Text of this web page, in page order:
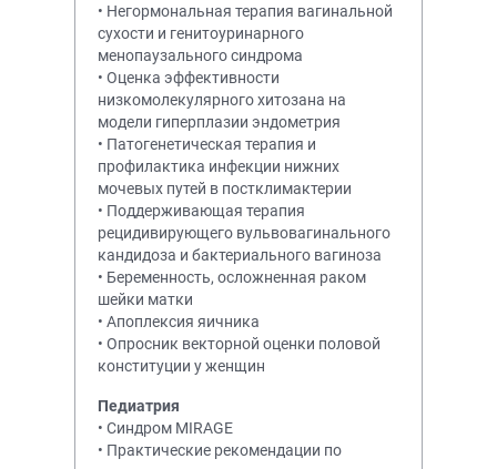
• Негормональная терапия вагинальной
сухости и генитоуринарного
менопаузального синдрома
• Оценка эффективности
низкомолекулярного хитозана на
модели гиперплазии эндометрия
• Патогенетическая терапия и
профилактика инфекции нижних
мочевых путей в постклимактерии
• Поддерживающая терапия
рецидивирующего вульвовагинального
кандидоза и бактериального вагиноза
• Беременность, осложненная раком
шейки матки
• Апоплексия яичника
• Опросник векторной оценки половой
конституции у женщин
Педиатрия
• Синдром MIRAGE
• Практические рекомендации по